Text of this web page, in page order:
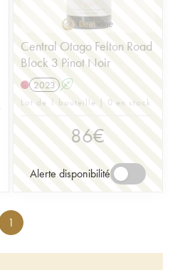
Central Otago Felton Road
Block 3 Pinot Noir
2023 A
Lot de 1 bouteille | 0 en stock
86€
Alerte disponibilité
1